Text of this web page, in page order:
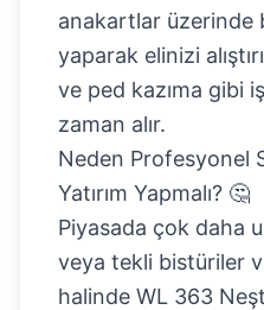
anakartlar üzerinde
yaparak elinizi
ve ped kazıma gibi
zaman alır.
Neden Profesyonel
Yatırım Yapmalı? 🤔
Piyasada çok daha
veya tekli bistüriler
halinde WL 363